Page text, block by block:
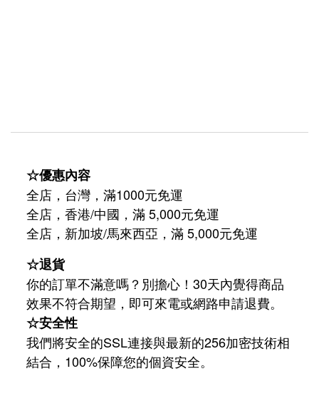
☆優惠內容
全店，台灣，滿1000元免運
全店，香港/中國，滿 5,000元免運
全店，新加坡/馬來西亞，滿 5,000元免運
☆退貨
你的訂單不滿意嗎？別擔心！30天內覺得商品
效果不符合期望，即可來電或網路申請退費。
☆安全性
我們將安全的SSL連接與最新的256加密技術相
結合，100%保障您的個資安全。